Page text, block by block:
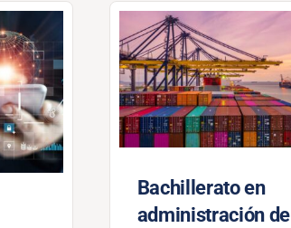
Bachillerato en
administración de